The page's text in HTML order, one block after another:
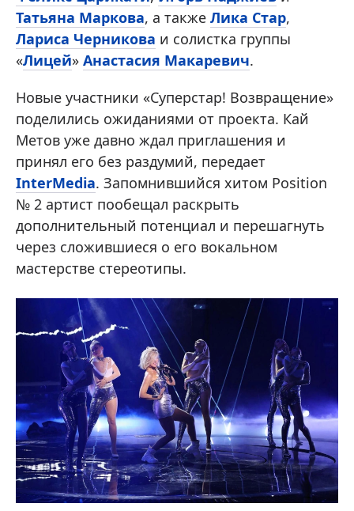
Татьяна Маркова, а также Лика Стар,
Лариса Черникова и солистка группы
«Лицей» Анастасия Макаревич.
Новые участники «Суперстар! Возвращение»
поделились ожиданиями от проекта. Кай
Метов уже давно ждал приглашения и
принял его без раздумий, передает
InterMedia. Запомнившийся хитом Position
№ 2 артист пообещал раскрыть
дополнительный потенциал и перешагнуть
через сложившиеся о его вокальном
мастерстве стереотипы.